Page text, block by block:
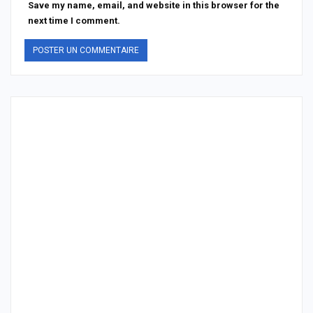
Save my name, email, and website in this browser for the
next time I comment.